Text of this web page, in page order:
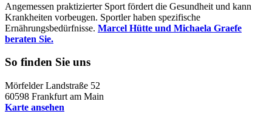
Angemessen praktizierter Sport fördert die Gesundheit und kann
Krankheiten vorbeugen. Sportler haben spezifische
Ernährungsbedürfnisse. Marcel Hütte und Michaela Graefe
beraten Sie.
So finden Sie uns
Mörfelder Landstraße 52
60598 Frankfurt am Main
Karte ansehen